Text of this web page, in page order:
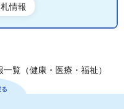
札情報
覧（健康・医療・福祉）